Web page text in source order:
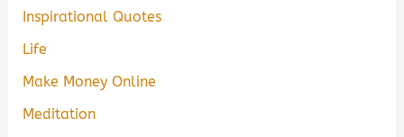
Inspirational Quotes
Life
Make Money Online
Meditation